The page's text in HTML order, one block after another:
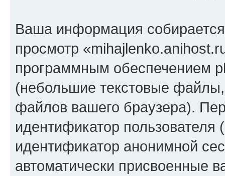
Ваша информация
просмотр
программным обеспечением
(небольшие текстовые
файлов вашего браузера).
идентификатор
идентификатор анонимной
автоматически присвоенные